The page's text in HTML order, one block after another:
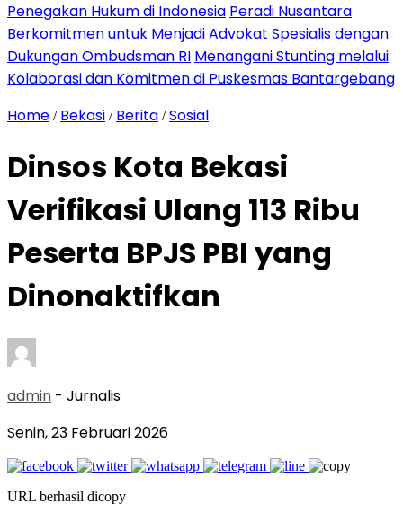
Penegakan Hukum di Indonesia Peradi Nusantara
Berkomitmen untuk Menjadi Advokat Spesialis dengan
Dukungan Ombudsman RI Menangani Stunting melalui
Kolaborasi dan Komitmen di Puskesmas Bantargebang
Home / Bekasi / Berita /Sosial
‎Dinsos Kota Bekasi
Verifikasi Ulang 113 Ribu
Peserta BPJS PBI yang
Dinonaktifkan
admin - Jurnalis
Senin, 23 Februari 2026
URL berhasil dicopy